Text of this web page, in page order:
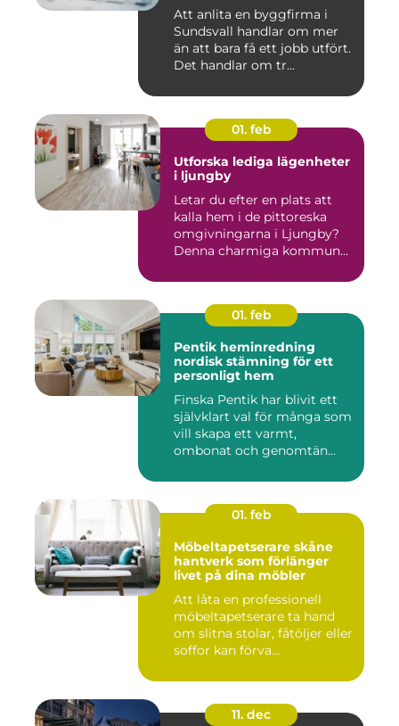
Att anlita en byggfirma i
Sundsvall handlar om mer
än att bara få ett jobb utfört.
Det handlar om tr...
01. feb
Utforska lediga lägenheter
i ljungby
Letar du efter en plats att
kalla hem i de pittoreska
omgivningarna i Ljungby?
Denna charmiga kommun...
01. feb
Pentik heminredning
nordisk stämning för ett
personligt hem
Finska Pentik har blivit ett
självklart val för många som
vill skapa ett varmt,
ombonat och genomtän...
01. feb
Möbeltapetserare skåne
hantverk som förlänger
livet på dina möbler
Att låta en professionell
möbeltapetserare ta hand
om slitna stolar, fåtöljer eller
soffor kan förva...
11. dec